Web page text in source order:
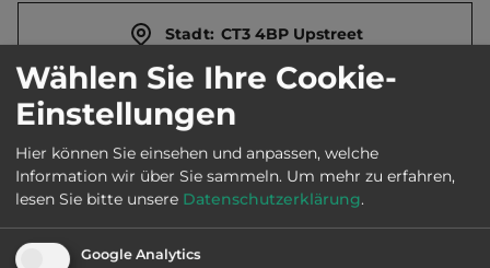
Stadt: CT3 4BP Upstreet
Straße: Grove Ferry Road
E-Mail: info@thegroveferry.co.uk
Webseite:
Wählen Sie Ihre Cookie-
Einstellungen
Hier können Sie einsehen und anpassen, welche
Information wir über Sie sammeln. Um mehr zu erfahren,
lesen Sie bitte unsere Datenschutzerklärung.
Google Analytics